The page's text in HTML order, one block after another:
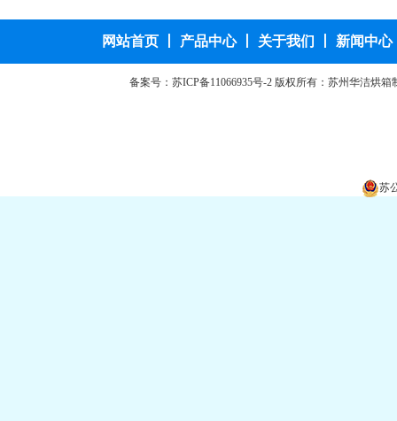
网站首页 产品中心丨 关于我们 新闻中心
备案号： 苏ICP备11066935号-2版权所有：苏州华洁烘箱
苏